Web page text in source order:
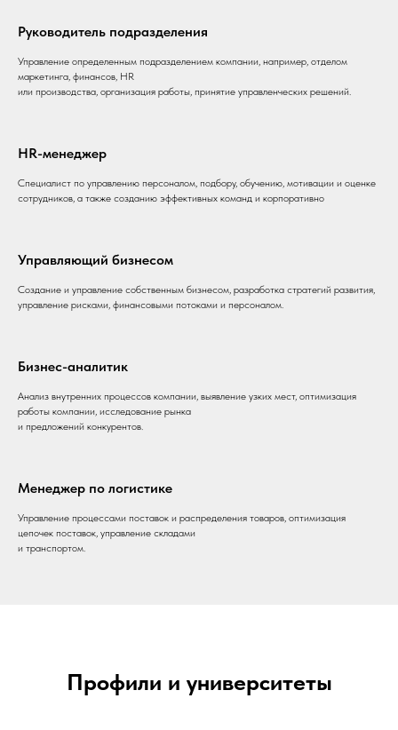
Руководитель подразделения
Управление определенным подразделением компании, например, отделом
маркетинга, финансов, HR
или производства, организация работы, принятие управленческих решений.
HR-менеджер
Специалист по управлению персоналом, подбору, обучению, мотивации и оценке
сотрудников, а также созданию эффективных команд и корпоративно
Управляющий бизнесом
Создание и управление собственным бизнесом, разработка стратегий развития,
управление рисками, финансовыми потоками и персоналом.
Бизнес-аналитик
Анализ внутренних процессов компании, выявление узких мест, оптимизация
работы компании, исследование рынка
и предложений конкурентов.
Менеджер по логистике
Управление процессами поставок и распределения товаров, оптимизация
цепочек поставок, управление складами
и транспортом.
Профили и университеты